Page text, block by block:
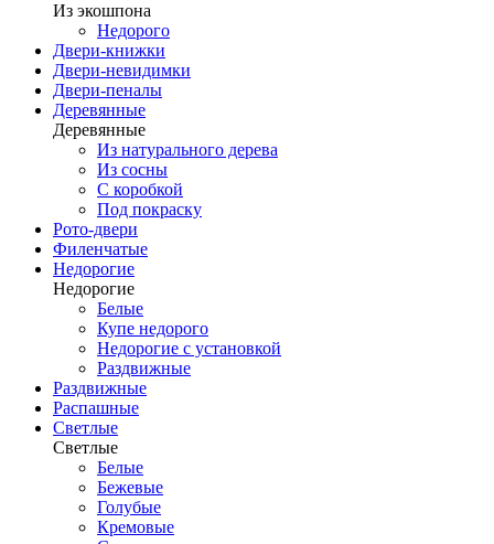
Из экошпона
Недорого
Двери-книжки
Двери-невидимки
Двери-пеналы
Деревянные
Деревянные
Из натурального дерева
Из сосны
С коробкой
Под покраску
Рото-двери
Филенчатые
Недорогие
Недорогие
Белые
Купе недорого
Недорогие с установкой
Раздвижные
Раздвижные
Распашные
Светлые
Светлые
Белые
Бежевые
Голубые
Кремовые